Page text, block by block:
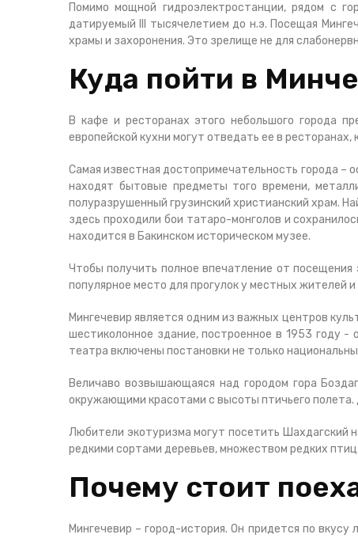
Помимо мощной гидроэлектростанции, рядом с
датируемый III тысячелетием до н.э. Посещая
храмы и захоронения. Это зрелище не для
Куда пойти в
В кафе и ресторанах этого небольшого города
европейской кухни могут отведать ее в
Самая известная достопримечательность города –
находят бытовые предметы того времени,
полуразрушенный грузинский христианский храм.
здесь проходили бои татаро-монголов и
находится в Бакинском историческом музее.
Чтобы получить полное впечатление от
популярное место для прогулок у местных жителей
Мингечевир является одним из важных центров
шестиколонное здание, построенное в 1953 году -
театра включены постановки не только
Величаво возвышающаяся над городом гора
окружающими красотами с высоты птичьего
Любители экотуризма могут посетить Шахдагский
редкими сортами деревьев, множеством редких птиц
Почему стоит
Мингечевир – город-история. Он придется по